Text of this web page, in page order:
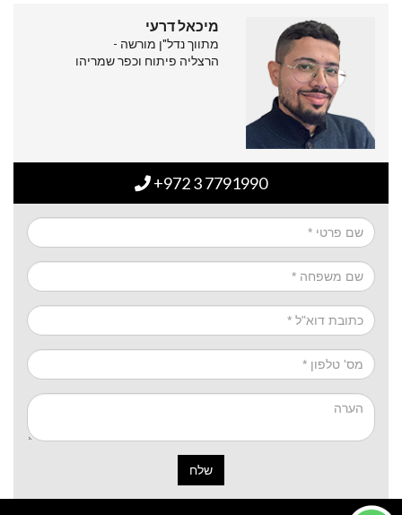
מיכאל דרעי
מתווך נדל"ן מורשה -
הרצליה פיתוח וכפר שמריהו
+972 3 7791990
שלח